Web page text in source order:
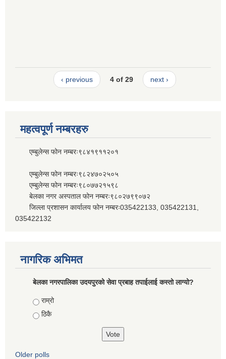
‹ previous 4 of 29 next ›
महत्वपूर्ण नम्बरहरु
एम्बुलेन्स फोन नम्बरः९८४१९११२०१
एम्बुलेन्स फोन नम्बरः९८२४७०२५०५
एम्बुलेन्स फोन नम्बरः९८०७७२१५९८
बेलका नगर अस्पताल फोन नम्बरः९८०२७९९०७२
जिल्ला प्रशासन कार्यालय फोन नम्बरः035422133, 035422131,
035422132
नागरिक अभिमत
बेलका नगरपालिका उदयपुरको सेवा प्रबाह तपाईलाई कस्तो लाग्यो?
Choices
राम्रो
ठिकै
Older polls